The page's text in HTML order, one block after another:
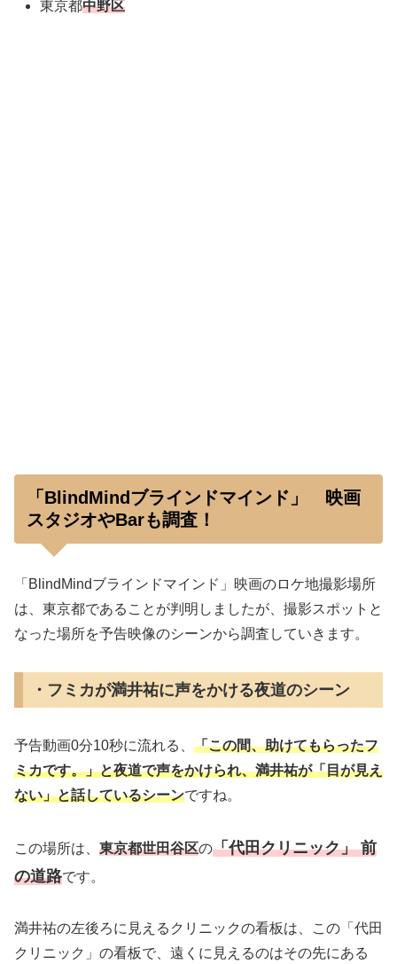
東京都中野区
「BlindMindブラインドマインド」 映画
スタジオやBarも調査！
「BlindMindブラインドマインド」映画のロケ地撮影場所
は、東京都であることが判明しましたが、撮影スポットと
なった場所を予告映像のシーンから調査していきます。
・フミカが満井祐に声をかける夜道のシーン
予告動画0分10秒に流れる、 「この間、助けてもらったフ
ミカです。」と夜道で声をかけられ、満井祐が「目が見え
ない」と話しているシーンですね。
この場所は、 東京都世田谷区の「代田クリニック」 前
の道路です。
満井祐の左後ろに見えるクリニックの看板は、この「代田
クリニック」の看板で、遠くに見えるのはその先にある